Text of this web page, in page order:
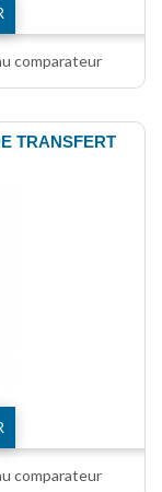
comparateur
TRANSFERT
comparateur